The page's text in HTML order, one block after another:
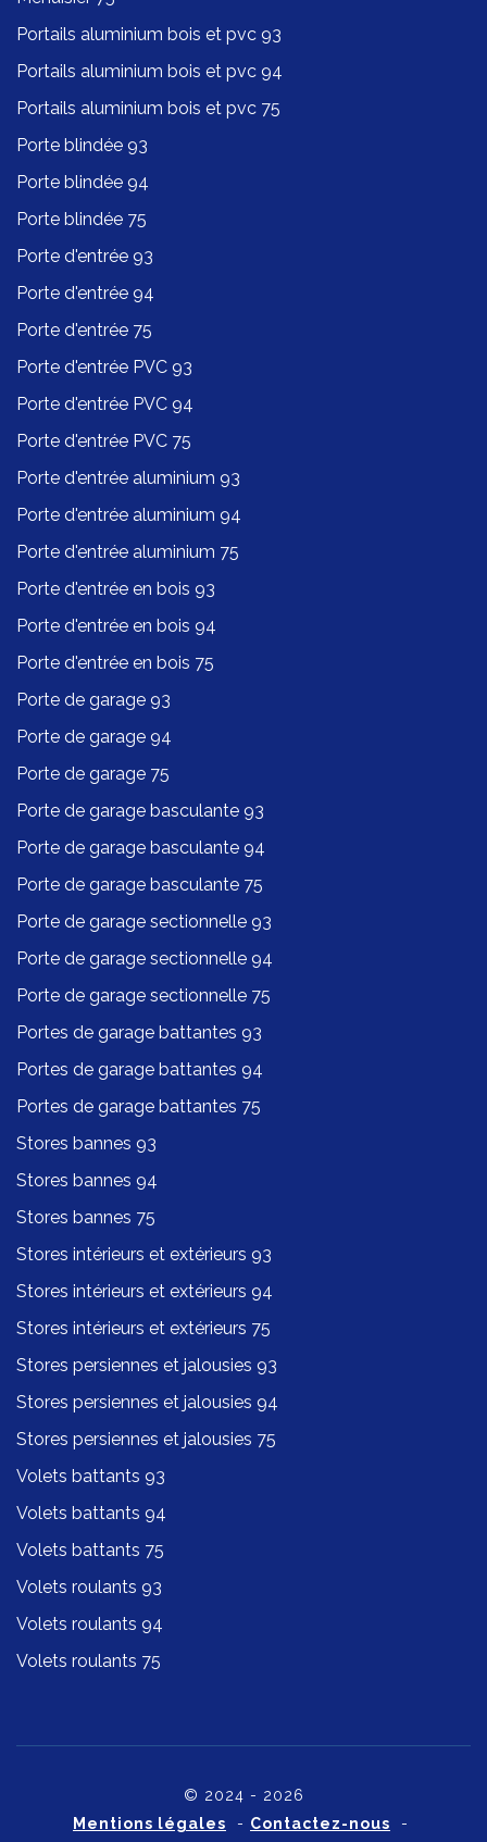
Portails aluminium bois et pvc 93
Portails aluminium bois et pvc 94
Portails aluminium bois et pvc 75
Porte blindée 93
Porte blindée 94
Porte blindée 75
Porte d'entrée 93
Porte d'entrée 94
Porte d'entrée 75
Porte d'entrée PVC 93
Porte d'entrée PVC 94
Porte d'entrée PVC 75
Porte d'entrée aluminium 93
Porte d'entrée aluminium 94
Porte d'entrée aluminium 75
Porte d'entrée en bois 93
Porte d'entrée en bois 94
Porte d'entrée en bois 75
Porte de garage 93
Porte de garage 94
Porte de garage 75
Porte de garage basculante 93
Porte de garage basculante 94
Porte de garage basculante 75
Porte de garage sectionnelle 93
Porte de garage sectionnelle 94
Porte de garage sectionnelle 75
Portes de garage battantes 93
Portes de garage battantes 94
Portes de garage battantes 75
Stores bannes 93
Stores bannes 94
Stores bannes 75
Stores intérieurs et extérieurs 93
Stores intérieurs et extérieurs 94
Stores intérieurs et extérieurs 75
Stores persiennes et jalousies 93
Stores persiennes et jalousies 94
Stores persiennes et jalousies 75
Volets battants 93
Volets battants 94
Volets battants 75
Volets roulants 93
Volets roulants 94
Volets roulants 75
© 2024 - 2026
Mentions légales - Contactez-nous -